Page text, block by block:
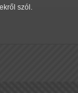
szól.